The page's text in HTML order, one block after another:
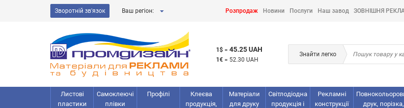
Зворотній зв'язок Ваш регіон: Розпродаж Новини Послуги Наш завод ЗОВНІШНЯ
1$ = 45.25 UAH
1€ = 52.30 UAH
Знайти легко
Листові
пластики
Самоклеючі
плівки
Профілі
Клеєва
продукція,
Матеріали
для друку
Світлодіодна
продукція і
Рекламнi
конструкції
друк, порізка,